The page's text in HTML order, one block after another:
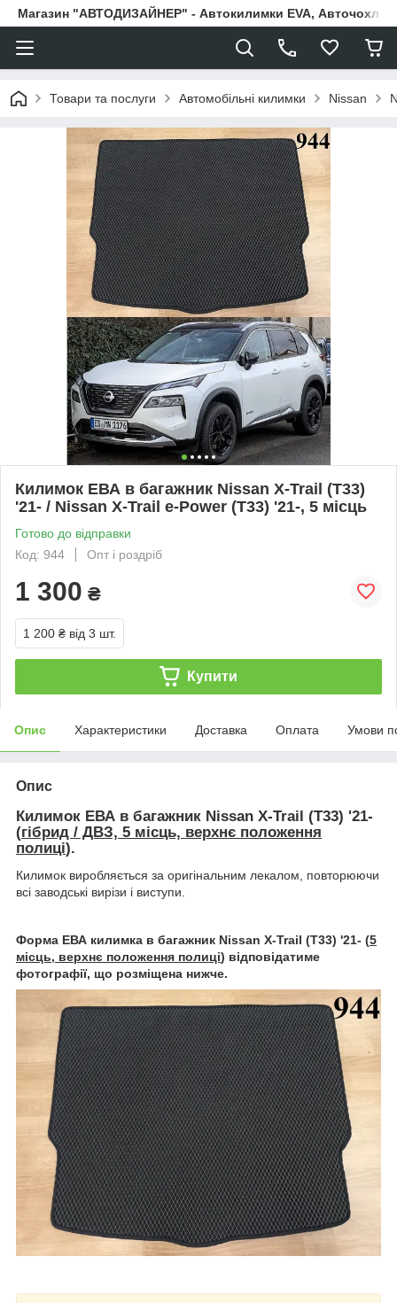
Магазин "АВТОДИЗАЙНЕР" - Автокилимки EVA, Авточохли,
Товари та послуги Автомобільні килимки Nissan
Килимок ЕВА в багажник Nissan X-Trail (T33)
'21- / Nissan X-Trail e-Power (T33) '21-, 5 місць
Готово до відправки
Код: 944
Опт і роздріб
1 300 ₴
1 200 ₴ від 3 шт.
Купити
Опис Характеристики Доставка Оплата Умови
Опис
Килимок ЕВА в багажник Nissan X-Trail (T33) '21-
(гібрид / ДВЗ, 5 місць, верхнє положення
полиці).
Килимок виробляється за оригінальним лекалом, повторюючи
всі заводські вирізи і виступи.
Форма ЕВА килимка в багажник Nissan X-Trail (T33) '21- (5
місць, верхнє положення полиці) відповідатиме
фотографії, що розміщена нижче.